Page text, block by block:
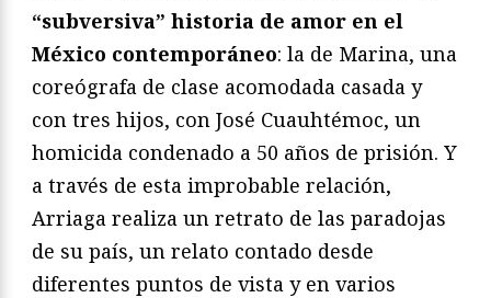
“subversiva” historia de amor en el
México contemporáneo: la de Marina, una
coreógrafa de clase acomodada casada y
con tres hijos, con José Cuauhtémoc, un
homicida condenado a 50 años de prisión. Y
a través de esta improbable relación,
Arriaga realiza un retrato de las paradojas
de su país, un relato contado desde
diferentes puntos de vista y en varios